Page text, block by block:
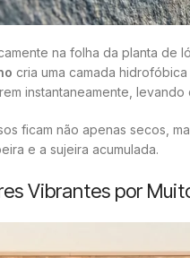
na folha da planta de
cria uma camada
instantaneamente,
ficam não apenas secos,
e a sujeira acumulada.
Vibrantes por